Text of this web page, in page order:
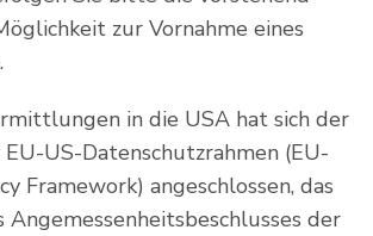
zur Vornahme eines
in die USA hat sich der
US-Datenschutzrahmen (EU-
Framework) angeschlossen, das
Angemessenheitsbeschlusses der